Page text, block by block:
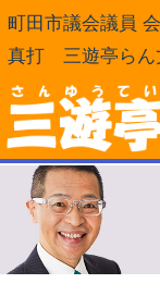
町田市議会議員
真打 三遊亭らん